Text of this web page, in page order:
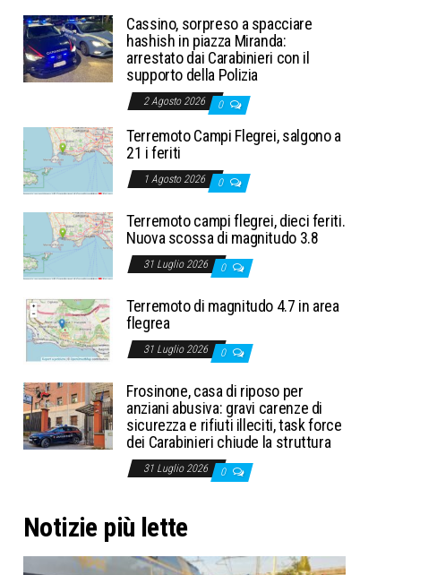
Cassino, sorpreso a spacciare
hashish in piazza Miranda:
arrestato dai Carabinieri con il
supporto della Polizia
2 Agosto 2026 0
Terremoto Campi Flegrei, salgono a
21 i feriti
1 Agosto 2026 0
Terremoto campi flegrei, dieci feriti.
Nuova scossa di magnitudo 3.8
31 Luglio 2026 0
Terremoto di magnitudo 4.7 in area
flegrea
31 Luglio 2026 0
Frosinone, casa di riposo per
anziani abusiva: gravi carenze di
sicurezza e rifiuti illeciti, task force
dei Carabinieri chiude la struttura
31 Luglio 2026 0
Notizie più lette